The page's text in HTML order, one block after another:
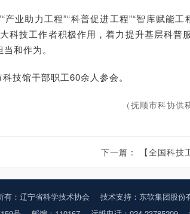
业助力工程”“科普促进工程”“智库赋能工
科技工作者积极作用，着力提升基层科普
和作为。
技馆干部职工60余人参会。
（抚顺市科协
下一篇： 【全国科技工作者日】抚顺
有：辽宁省科学技术协会
技术支持：东软集团股份